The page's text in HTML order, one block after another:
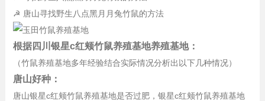
☭ 唐山寻找野生八点黑月月兔竹鼠的方法
根据四川银星c红颊竹鼠养殖基地养殖基地：
（竹鼠养殖基地多年经验结合实际情况分析出以下几种情况）
唐山好种：
唐山银星c红颊竹鼠养殖基地是否过肥，银星c红颊竹鼠养殖基地